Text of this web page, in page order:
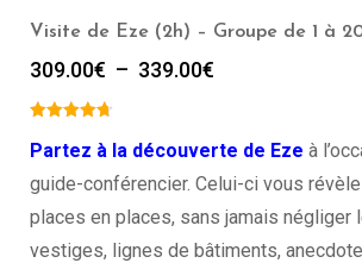
Visite de Eze (2h) – Groupe de 1 à
309.00€ – 339.00€
309.00€
à
339.00€
Partez à la découverte de Eze à
guide-conférencier. Celui-ci vous
places en places, sans jamais
vestiges, lignes de bâtiments,